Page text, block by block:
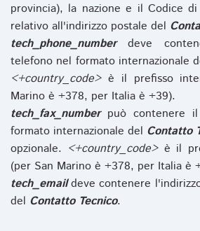
provincia), la nazione e il Codice
relativo all'indirizzo postale del
tech_phone_numberdeve
telefono nel formato internazionale
<+country_code>è il prefisso
Marino è +378, per Italia è +39).
tech_fax_numberpuò contenere
formato internazionale del Contatto
opzionale. <+country_code>è il
(per San Marino è +378, per Italia è
tech_emaildeve contenere
del Contatto Tecnico.